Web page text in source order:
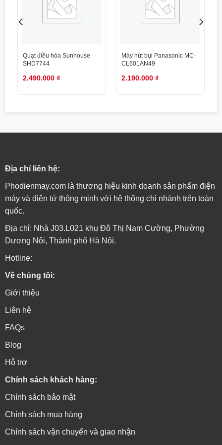
Chất liệu dàn tản
nhiệt
Ống dẫn gas bằng Đồng – Dàn
tản nhiệt lá nhôm phủ lớp Gold
Chiều dài lắp đặt ống
đồng
Quạt điều hòa Sunhouse
SHD7744
2.490.000 ₫
Máy hút bụi Panasonic MC-
CL601AN49
2.190.000 ₫
Địa chỉ liên hệ:
Phodienmay.com là thương hiệu kinh doanh sản phẩm điện
máy và điện tử thông minh với hệ thống chi nhánh trên toàn
quốc.
Địa chỉ: Nhà J03.L021 khu Đô Thị Nam Cường, Phường
Dương Nội, Thành phố Hà Nội.
Hotline:
Về chúng tôi:
Giới thiệu
Liên hệ
FAQs
Blog
Hỗ trợ
Chính sách khách hàng:
Chính sách bảo mật
Chính sách mua hàng
Chính sách vận chuyển và giao nhận